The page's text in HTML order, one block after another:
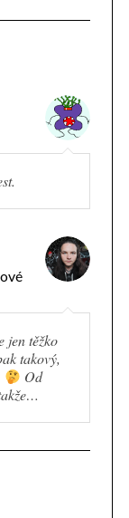
jen těžko
takový,
Od